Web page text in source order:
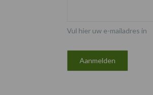
Vul hier uw e-mailadres in